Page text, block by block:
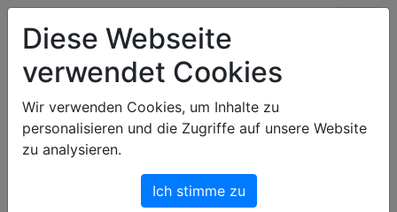
Art & Light Bildershop
Anmeldung
Um dich anzumelden, gib Namen und
»anmelden«.
Diese Webseite
verwendet Cookies
Wir verwenden Cookies, um Inhalte zu
personalisieren und die Zugriffe auf unsere Website
zu analysieren.
Ich stimme zu